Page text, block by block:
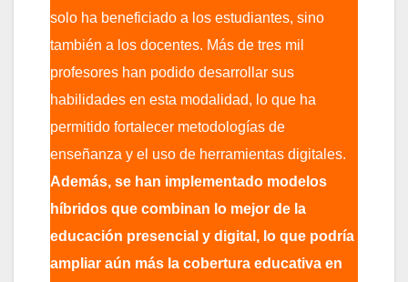
solo ha beneficiado a los estudiantes, sino
también a los docentes. Más de tres mil
profesores han podido desarrollar sus
habilidades en esta modalidad, lo que ha
permitido fortalecer metodologías de
enseñanza y el uso de herramientas digitales.
Además, se han implementado modelos
híbridos que combinan lo mejor de la
educación presencial y digital, lo que podría
ampliar aún más la cobertura educativa en